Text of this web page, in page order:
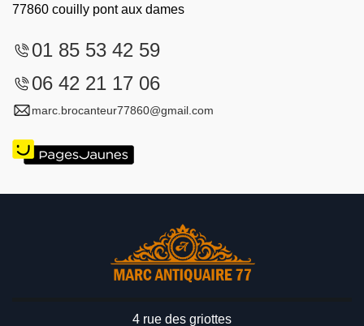
77860 couilly pont aux dames
01 85 53 42 59
06 42 21 17 06
marc.brocanteur77860@gmail.com
4 rue des griottes